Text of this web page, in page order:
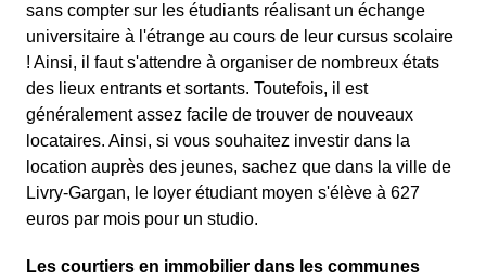
sans compter sur les étudiants réalisant un échange
universitaire à l'étrange au cours de leur cursus scolaire
! Ainsi, il faut s'attendre à organiser de nombreux états
des lieux entrants et sortants. Toutefois, il est
généralement assez facile de trouver de nouveaux
locataires. Ainsi, si vous souhaitez investir dans la
location auprès des jeunes, sachez que dans la ville de
Livry-Gargan, le loyer étudiant moyen s'élève à 627
euros par mois pour un studio.
Les courtiers en immobilier dans les communes